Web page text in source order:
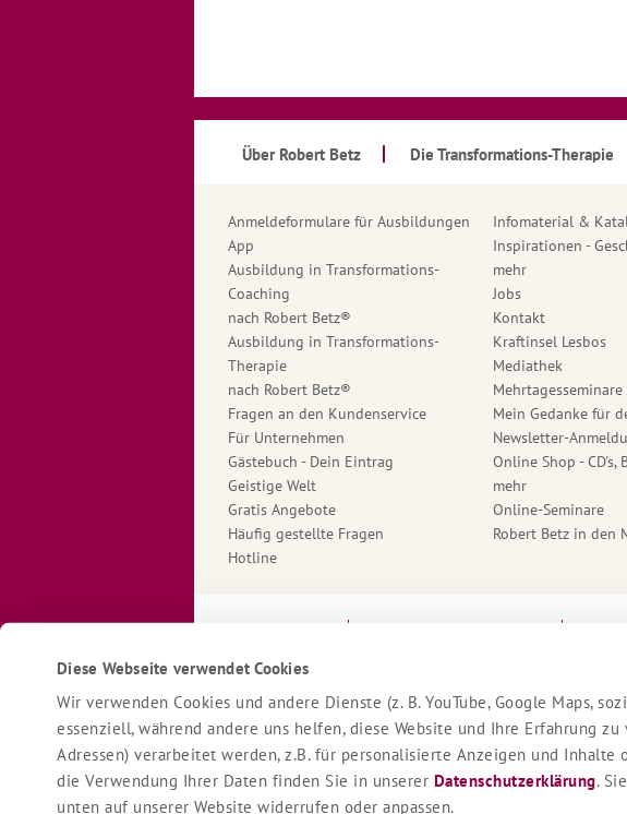
Diese Webseite verwendet Cookies
Wir verwenden Cookies und andere Dienste (z. B. YouTube, Google Maps,
essenziell, während andere uns helfen, diese Website und Ihre Erfahrung
Adressen) verarbeitet werden, z.B. für personalisierte Anzeigen und
die Verwendung Ihrer Daten finden Sie in unserer Datenschutzerklärung.
unten auf unserer Website widerrufen oder anpassen.
Über Robert Betz Die Transformations-Therapie
Anmeldeformulare für Ausbildungen
App
Ausbildung in Transformations-
Coaching
nach Robert Betz®
Ausbildung in Transformations-
Therapie
nach Robert Betz®
Fragen an den Kundenservice
Für Unternehmen
Gästebuch - Dein Eintrag
Geistige Welt
Gratis Angebote
Häufig gestellte Fragen
Hotline
Infomaterial &
Inspirationen -
mehr
Jobs
Kontakt
Kraftinsel Lesbos
Mediathek
Mehrtagesseminare
Mein Gedanke für
Newsletter-
Online Shop - CD's,
mehr
Online-Seminare
Robert Betz in den